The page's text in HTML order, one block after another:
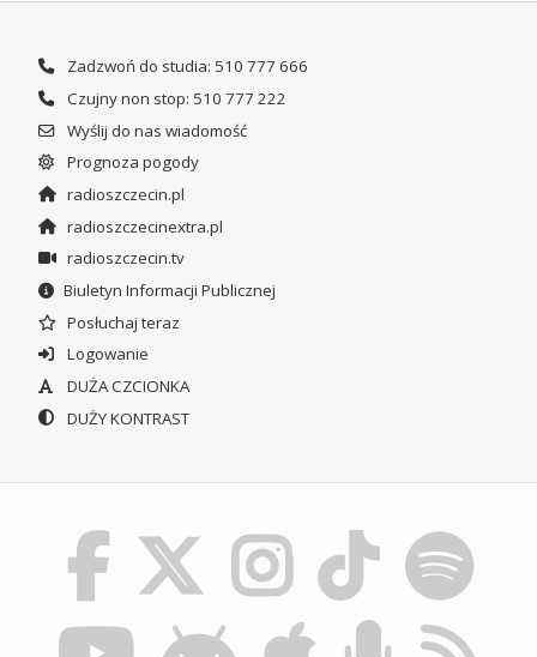
Zadzwoń do studia: 510 777 666
Czujny non stop: 510 777 222
Wyślij do nas wiadomość
Prognoza pogody
radioszczecin.pl
radioszczecinextra.pl
radioszczecin.tv
Biuletyn Informacji Publicznej
Posłuchaj teraz
Logowanie
DUŻA CZCIONKA
DUŻY KONTRAST